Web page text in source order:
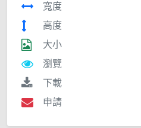
寬度
高度
大小
瀏覽
下載
申請